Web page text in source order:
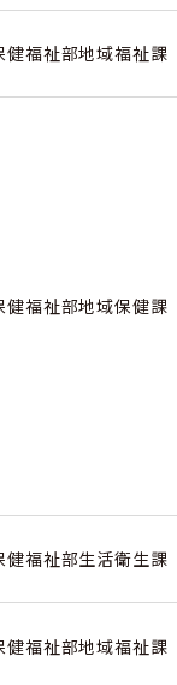
健福祉部地域福祉課
健福祉部地域保健課
健福祉部生活衛生課
健福祉部地域福祉課